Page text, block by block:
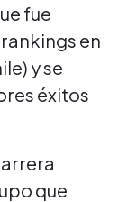
fue
en
y se
éxitos
que